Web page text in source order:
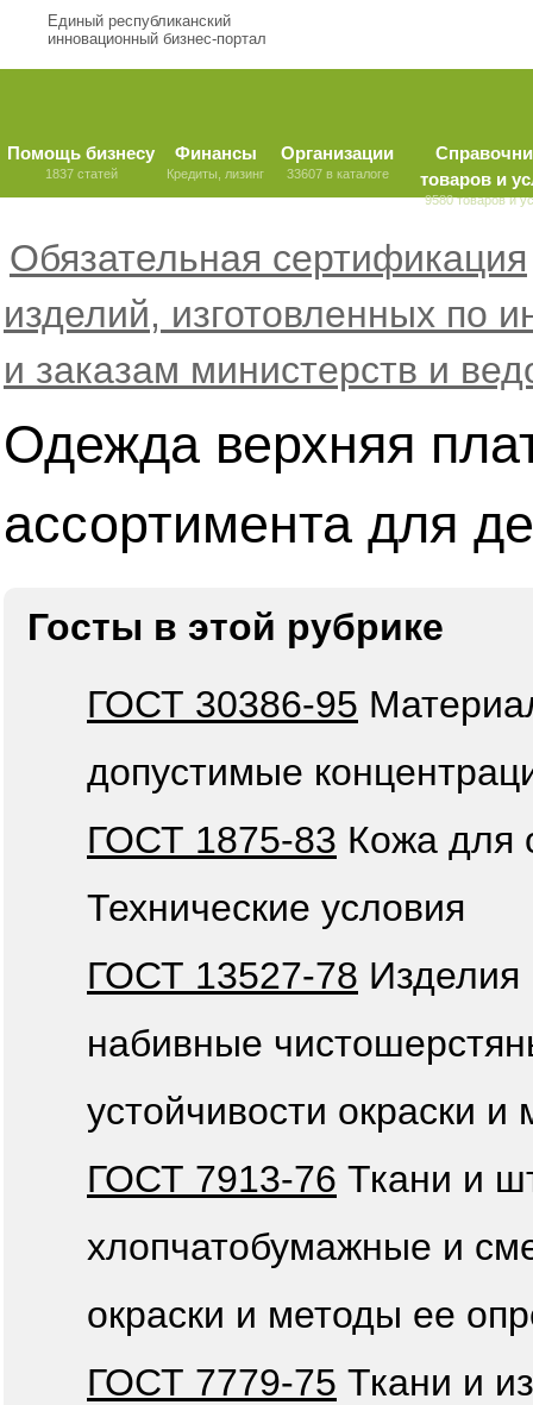
Единый республиканский
инновационный бизнес-портал
Помощь бизнесу
1837 статей
Финансы
Кредиты, лизинг
Организации
33607 в каталоге
товаров и
9580 товаров и
Обязательная сертификация
изделий, изготовленных по
и заказам министерств и
Одежда верхняя
ассортимента для
Госты в этой рубрике
ГОСТ 30386-95
допустимые
ГОСТ 1875-83 Кожа для
Технические условия
ГОСТ 13527-78 Изделия
набивные
устойчивости окраски
ГОСТ 7913-76 Ткани и
хлопчатобумажные и
окраски и методы ее
ГОСТ 7779-75 Ткани и